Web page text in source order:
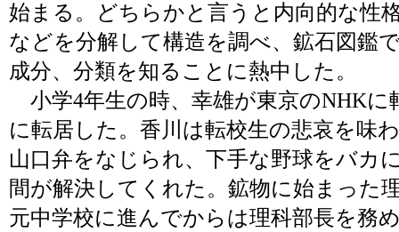
始まる。どちらかと言うと内向的な性
などを分解して構造を調べ、鉱石図鑑
成分、分類を知ることに熱中した。
小学4年生の時、幸雄が東京のNHKに
に転居した。香川は転校生の悲哀を味
山口弁をなじられ、下手な野球をバカ
間が解決してくれた。鉱物に始まった
元中学校に進んでからは理科部長を務